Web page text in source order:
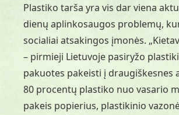
Plastiko tarša yra vis dar viena
dienų aplinkosaugos problemų,
socialiai atsakingos įmonės.
– pirmieji Lietuvoje pasiryžo
pakuotes pakeisti į draugiškesnes
80 procentų plastiko nuo vasario
pakeis popierius, plastikinio